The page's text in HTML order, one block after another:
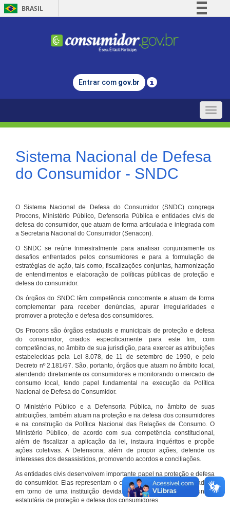
BRASIL
Comunica BR
Legislação
Entrar com gov.br
Toggle
Sistema Nacional de Defesa
do Consumidor - SNDC
O Sistema Nacional de Defesa do Consumidor (SNDC) congrega
Procons, Ministério Público, Defensoria Pública e entidades civis de
defesa do consumidor, que atuam de forma articulada e integrada com
a Secretaria Nacional do Consumidor (Senacon).
O SNDC se reúne trimestralmente para analisar conjuntamente os
desafios enfrentados pelos consumidores e para a formulação de
estratégias de ação, tais como, fiscalizações conjuntas, harmonização
de entendimentos e elaboração de políticas públicas de proteção e
defesa do consumidor.
Os órgãos do SNDC têm competência concorrente e atuam de forma
complementar para receber denúncias, apurar irregularidades e
promover a proteção e defesa dos consumidores.
Os Procons são órgãos estaduais e municipais de proteção e defesa
do consumidor, criados especificamente para este fim, com
competências, no âmbito de sua jurisdição, para exercer as atribuições
estabelecidas pela Lei 8.078, de 11 de setembro de 1990, e pelo
Decreto nº 2.181/97. São, portanto, órgãos que atuam no âmbito local,
atendendo diretamente os consumidores e monitorando o mercado de
consumo local, tendo papel fundamental na execução da Política
Nacional de Defesa do Consumidor.
O Ministério Público e a Defensoria Pública, no âmbito de suas
atribuições, também atuam na proteção e na defesa dos consumidores
e na construção da Política Nacional das Relações de Consumo. O
Ministério Público, de acordo com sua competência constitucional,
além de fiscalizar a aplicação da lei, instaura inquéritos e propõe
ações coletivas. A Defensoria, além de propor ações, defende os
interesses dos desassistidos, promovendo acordos e conciliações.
As entidades civis desenvolvem importante papel na proteção e defesa
do consumidor. Elas representam o conjunto organizado de cidadãos
em torno de uma instituição devidamente registrada e com função
estatutária de proteção e defesa dos consumidores.